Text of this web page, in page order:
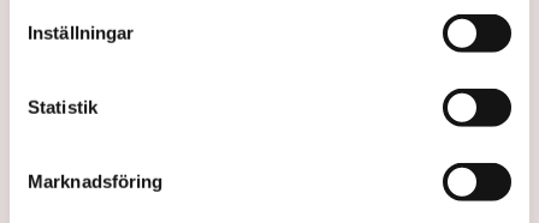
Inställningar
Statistik
Marknadsföring
börjat se det omistliga värdet i handelsutbyte och
samarbete”, skriver Mattias Svensson på SvD:s